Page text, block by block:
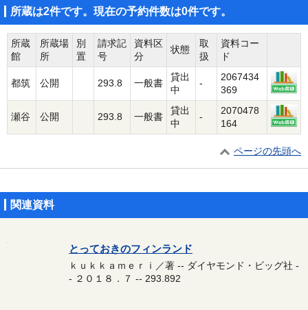
所蔵は2件です。現在の予約件数は0件です。
所蔵
館
所蔵場
所
別
置
請求記
号
資料区
分
状態
取
扱
資料コー
ド
都筑 公開 293.8 一般書
貸出
中
-
2067434
369
瀬谷 公開 293.8 一般書
貸出
中
-
2070478
164
ページの先頭へ
関連資料
とっておきのフィンランド
ｋｕｋｋａｍｅｒｉ／著 -- ダイヤモンド・ビッグ社 -
- ２０１８．７ -- 293.892